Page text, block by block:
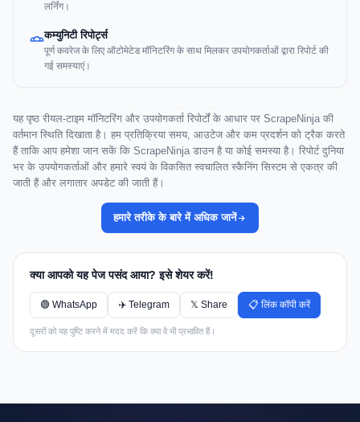
लर्निंग।
कम्युनिटी रिपोर्ट्स
पूर्ण कवरेज के लिए ऑटोमेटेड मॉनिटरिंग के साथ मिलकर उपयोगकर्ताओं द्वारा रिपोर्ट की
गई समस्याएं।
यह पृष्ठ रीयल-टाइम मॉनिटरिंग और उपयोगकर्ता रिपोर्टों के आधार पर ScrapeNinja की
वर्तमान स्थिति दिखाता है। हम प्रतिक्रिया समय, आउटेज और कम प्रदर्शन को ट्रैक करते
हैं ताकि आप हमेशा जान सकें कि ScrapeNinja डाउन है या कोई समस्या है। रिपोर्ट दुनिया
भर के उपयोगकर्ताओं और हमारे स्वयं के विकसित स्वचालित स्कैनिंग सिस्टम से एकत्र की
जाती हैं और लगातार अपडेट की जाती हैं।
हमारे तरीके के बारे में अधिक जानें
क्या आपको यह पेज पसंद आया? इसे शेयर करें!
🟢 WhatsApp ✈️ Telegram 𝕏 Share 📋 लिंक कॉपी करें
दूसरों को यह पुष्टि करने में मदद करें कि क्या वे भी प्रभावित हैं।